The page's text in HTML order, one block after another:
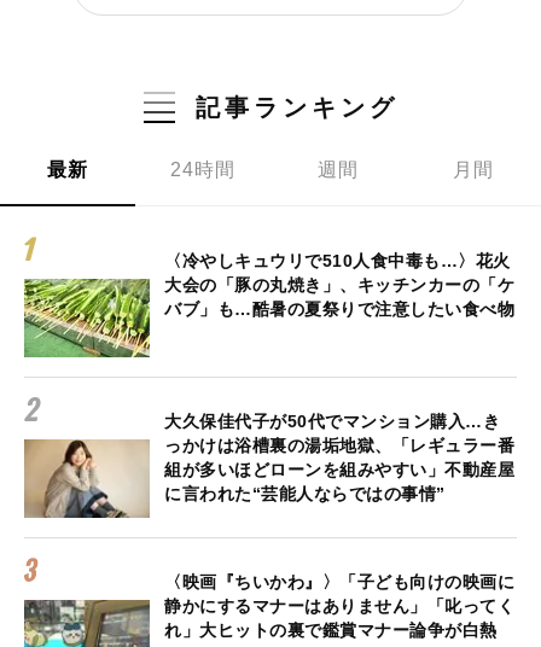
記事ランキング
最新 24時間 週間 月間
〈冷やしキュウリで510人食中毒も…〉花火
大会の「豚の丸焼き」、キッチンカーの「ケ
バブ」も…酷暑の夏祭りで注意したい食べ物
大久保佳代子が50代でマンション購入…き
っかけは浴槽裏の湯垢地獄、「レギュラー番
組が多いほどローンを組みやすい」不動産屋
に言われた“芸能人ならではの事情”
〈映画『ちいかわ』〉「子ども向けの映画に
静かにするマナーはありません」「叱ってく
れ」大ヒットの裏で鑑賞マナー論争が白熱